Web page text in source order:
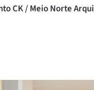
CK / Meio Norte